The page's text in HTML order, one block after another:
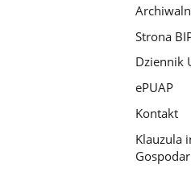
Strona
Dziennik
ePUAP
Kontakt
Klauzula